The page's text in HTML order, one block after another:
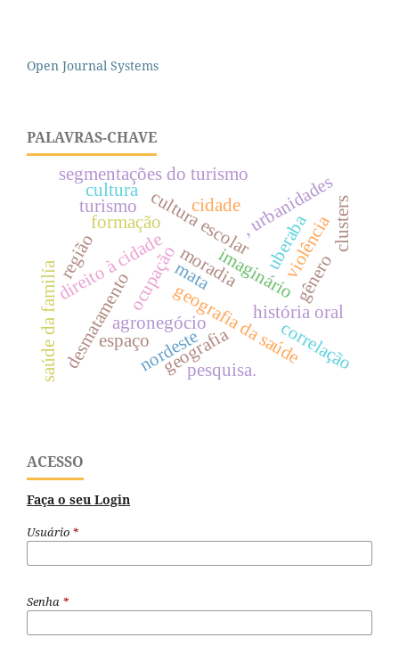
Open Journal Systems
PALAVRAS-CHAVE
geografia da saúde
imaginário
agronegócio
uberaba
moradia
ocupação
direito à cidade
cultura escolar
história oral
cidade
formação
desmatamento mata
região
nordeste
saúde da familía
turismo
espaço
, urbanidades
geografia
violência
correlação
clusters
gênero
pesquisa.
cultura
segmentações do turismo
ACESSO
Faça o seu Login
Usuário *
Senha *